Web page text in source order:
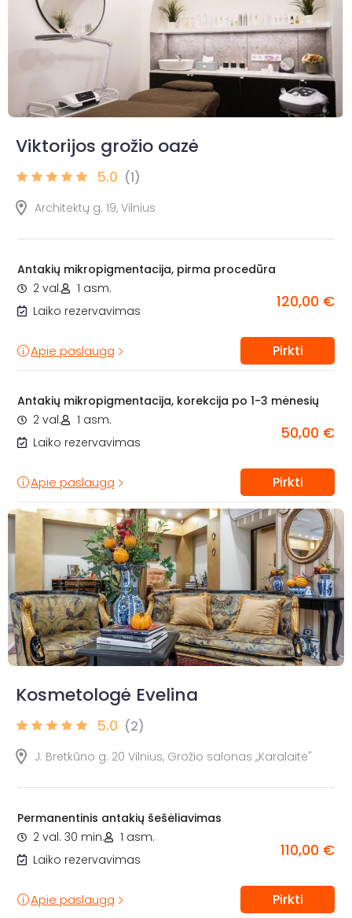
Viktorijos grožio oazė
5.0 (1)
Architektų g. 19, Vilnius
Antakių mikropigmentacija, pirma procedūra
2 val.
1 asm.
Laiko rezervavimas
120,00 €
Apie paslaugą Pirkti
Antakių mikropigmentacija, korekcija po 1-3 mėnesių
2 val.
1 asm.
Laiko rezervavimas
50,00 €
Apie paslaugą Pirkti
Kosmetologė Evelina
5.0 (2)
J. Bretkūno g. 20 Vilnius, Grožio salonas ,,Karalaitė"
Permanentinis antakių šešėliavimas
2 val. 30 min.
1 asm.
Laiko rezervavimas
110,00 €
Apie paslaugą Pirkti